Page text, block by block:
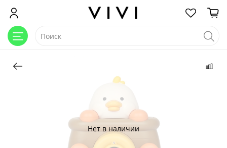
Нет в наличии